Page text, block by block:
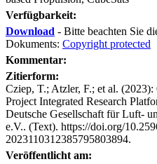
Verfügbarkeit:
Download - Bitte beachten Sie
Dokuments: Copyright protected
Kommentar:
Zitierform:
Cziep, T.; Atzler, F.; et al.
Project Integrated Research
Deutsche Gesellschaft für Luft-
e.V.. (Text). https://doi.org/
2023110312385795803894.
Veröffentlicht am: